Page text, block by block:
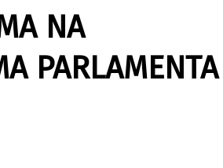
NA
PARLAMENTA